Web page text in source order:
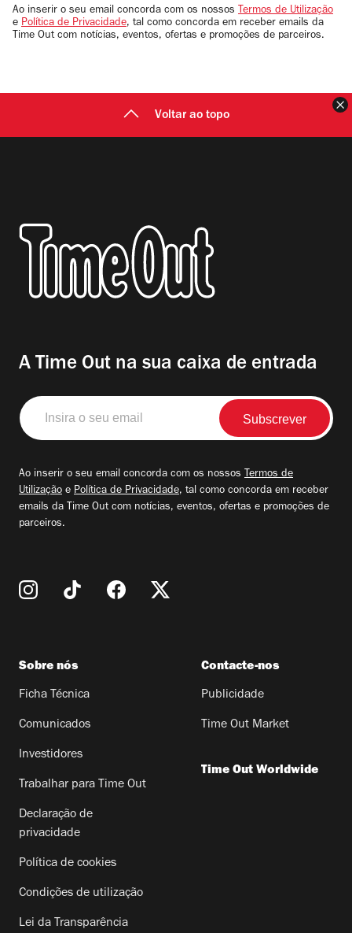
email
Ao inserir o seu email concorda com os nossos Termos de Utilização
e Política de Privacidade, tal como concorda em receber emails da
Time Out com notícias, eventos, ofertas e promoções de parceiros.
Voltar ao topo
A Time Out na sua caixa de entrada
Insira
o
seu
Ao inserir o seu email concorda com os nossos Termos de
Utilização e Política de Privacidade, tal como concorda em receber
emails da Time Out com notícias, eventos, ofertas e promoções de
parceiros.
Sobre nós
Ficha Técnica
Comunicados
Investidores
Trabalhar para Time Out
Declaração de
privacidade
Política de cookies
Condições de utilização
Lei da Transparência
Contacte-nos
Publicidade
Time Out Market
Time Out Worldwide